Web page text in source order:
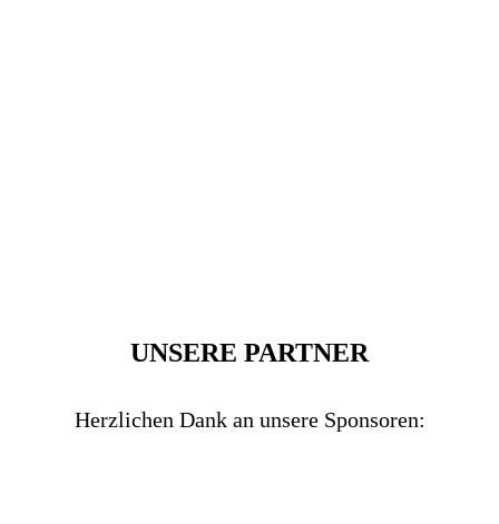
UNSERE PARTNER
Herzlichen Dank an unsere Sponsoren: